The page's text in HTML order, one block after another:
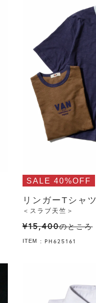
SALE 40%OFF
リンガーTシャツ
＜スラブ天竺＞
¥15,400のところ
ITEM PH625161